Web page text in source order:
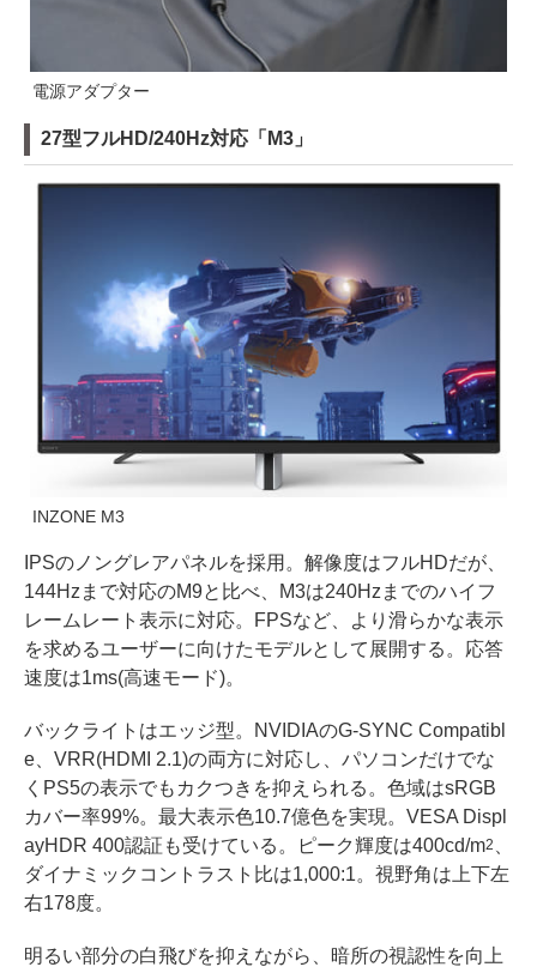
電源アダプター
27型フルHD/240Hz対応「M3」
INZONE M3
IPSのノングレアパネルを採用。解像度はフルHDだが、
144Hzまで対応のM9と比べ、M3は240Hzまでのハイフ
レームレート表示に対応。FPSなど、より滑らかな表示
を求めるユーザーに向けたモデルとして展開する。応答
速度は1ms(高速モード)。
バックライトはエッジ型。NVIDIAのG-SYNC Compatibl
e、VRR(HDMI 2.1)の両方に対応し、パソコンだけでな
くPS5の表示でもカクつきを抑えられる。色域はsRGB
カバー率99%。最大表示色10.7億色を実現。VESA Displ
ayHDR 400認証も受けている。ピーク輝度は400cd/m2 、
ダイナミックコントラスト比は1,000:1。視野角は上下左
右178度。
明るい部分の白飛びを抑えながら、暗所の視認性を向上